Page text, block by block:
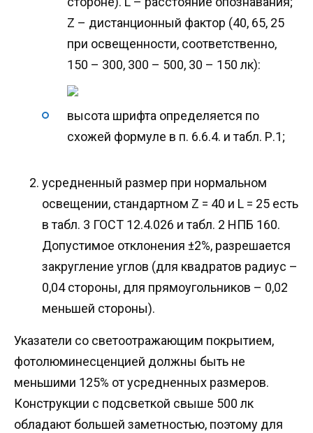
Z – дистанционный фактор (40, 65, 25
при освещенности, соответственно,
150 – 300, 300 – 500, 30 – 150 лк):
высота шрифта определяется по
схожей формуле в п. 6.6.4. и табл. Р.1;
усредненный размер при нормальном
освещении, стандартном Z = 40 и L = 25 есть
в табл. 3 ГОСТ 12.4.026 и табл. 2 НПБ 160.
Допустимое отклонения ±2%, разрешается
закругление углов (для квадратов радиус –
0,04 стороны, для прямоугольников – 0,02
меньшей стороны).
Указатели со светоотражающим покрытием,
фотолюминесценцией должны быть не
меньшими 125% от усредненных размеров.
Конструкции с подсветкой свыше 500 лк
обладают большей заметностью, поэтому для